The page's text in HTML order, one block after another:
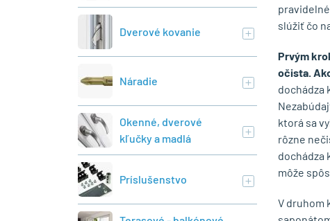
slúžiť čo
Prvým
očista.
dochádza
ktorá sa
rôzne
dochádza
môže
V druhom
Dverové kovanie
Náradie
Okenné, dverové
kľučky a madlá
Príslušenstvo